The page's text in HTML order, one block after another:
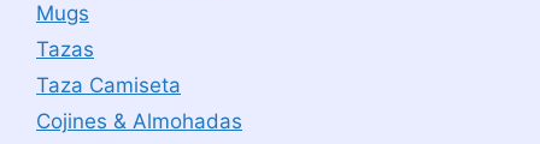
Mugs
Tazas
Taza Camiseta
Cojines & Almohadas